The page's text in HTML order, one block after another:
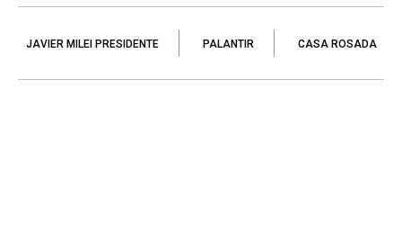
JAVIER MILEI PRESIDENTE PALANTIR CASA ROSADA